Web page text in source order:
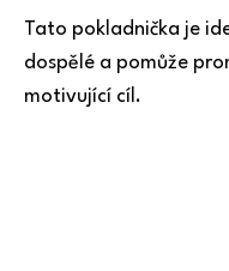
Tato pokladnička je
dospělé a pomůže
motivující cíl.